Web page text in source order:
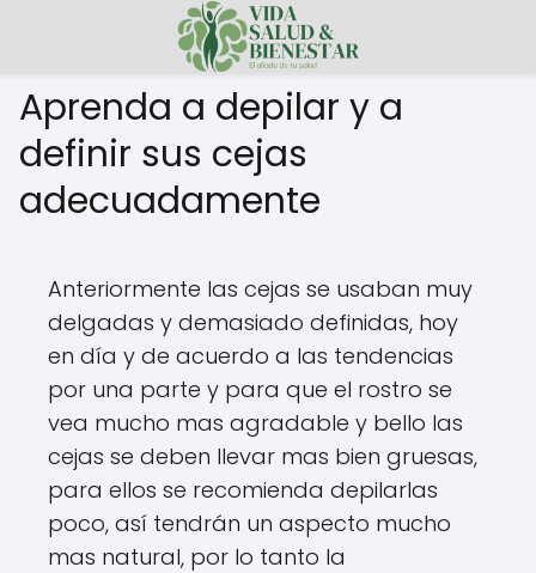
Aprenda a depilar y a
definir sus cejas
adecuadamente
Anteriormente las cejas se usaban muy
delgadas y demasiado definidas, hoy
en día y de acuerdo a las tendencias
por una parte y para que el rostro se
vea mucho mas agradable y bello las
cejas se deben llevar mas bien gruesas,
para ellos se recomienda depilarlas
poco, así tendrán un aspecto mucho
mas natural, por lo tanto la